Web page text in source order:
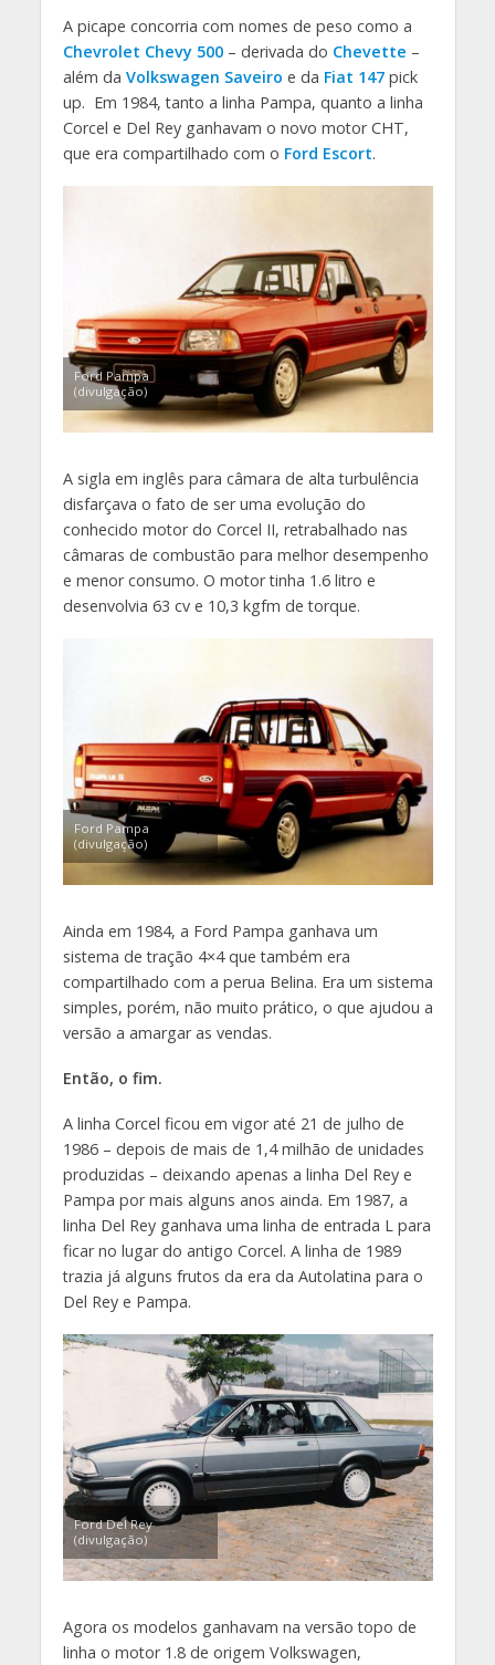
A picape concorria com nomes de peso como a
Chevrolet Chevy 500– derivada do Chevette –
além da Volkswagen Saveiro e da Fiat 147pick
up. Em 1984, tanto a linha Pampa, quanto a linha
Corcel e Del Rey ganhavam o novo motor CHT,
que era compartilhado com o Ford Escort.
Ford Pampa
(divulgação)
A sigla em inglês para câmara de alta turbulência
disfarçava o fato de ser uma evolução do
conhecido motor do Corcel II, retrabalhado nas
câmaras de combustão para melhor desempenho
e menor consumo. O motor tinha 1.6 litro e
desenvolvia 63 cv e 10,3 kgfm de torque.
Ford Pampa
(divulgação)
Ainda em 1984, a Ford Pampa ganhava um
sistema de tração 4×4 que também era
compartilhado com a perua Belina. Era um sistema
simples, porém, não muito prático, o que ajudou a
versão a amargar as vendas.
Então, o fim.
A linha Corcel ficou em vigor até 21 de julho de
1986 – depois de mais de 1,4 milhão de unidades
produzidas – deixando apenas a linha Del Rey e
Pampa por mais alguns anos ainda. Em 1987, a
linha Del Rey ganhava uma linha de entrada L para
ficar no lugar do antigo Corcel. A linha de 1989
trazia já alguns frutos da era da Autolatina para o
Del Rey e Pampa.
Ford Del Rey
(divulgação)
Agora os modelos ganhavam na versão topo de
linha o motor 1.8 de origem Volkswagen,